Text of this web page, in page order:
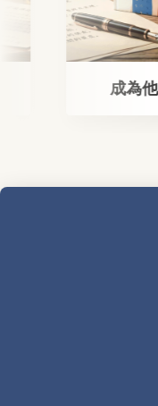
成為他人重